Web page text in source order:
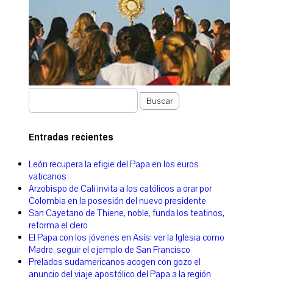
Buscar
Entradas recientes
León recupera la efigie del Papa en los euros
vaticanos
Arzobispo de Cali invita a los católicos a orar por
Colombia en la posesión del nuevo presidente
San Cayetano de Thiene, noble, funda los teatinos,
reforma el clero
El Papa con los jóvenes en Asís: ver la Iglesia como
Madre, seguir el ejemplo de San Francisco
Prelados sudamericanos acogen con gozo el
anuncio del viaje apostólico del Papa a la región